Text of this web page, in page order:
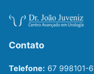
Contato
Telefone: 67 998101-